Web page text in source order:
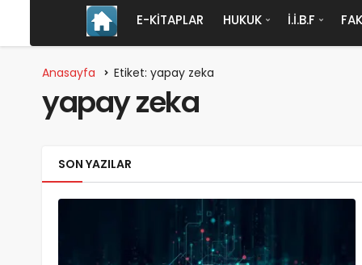
E-KITAPLAR HUKUK İ.İ.B.F
Anasayfa Etiket: yapay zeka
yapay zeka
SON YAZILAR